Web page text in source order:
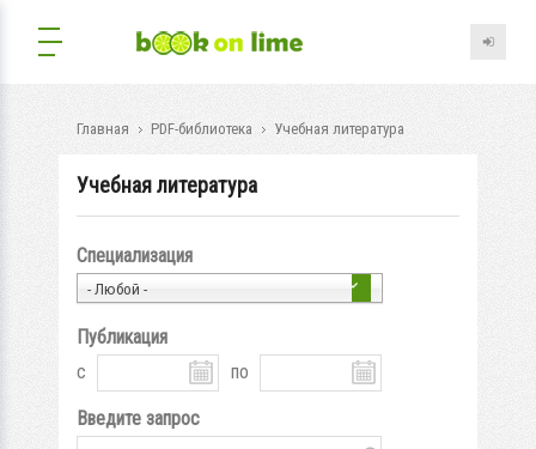
Главная PDF-библиотека Учебная литература
Учебная литература
Специализация
- Любой -
Публикация
с
по
Введите запрос